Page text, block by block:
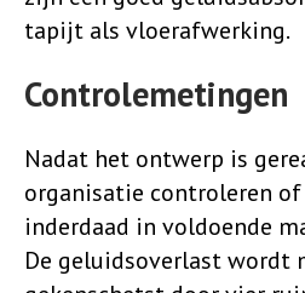
tapijt als vloerafwerking.
Controlemetingen
Nadat het ontwerp is
organisatie controleren
inderdaad in voldoende
De geluidsoverlast wordt